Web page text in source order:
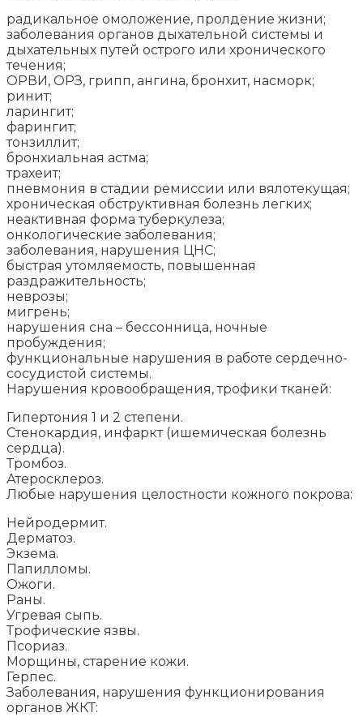
радикальное омоложение, пролдение жизни;
заболевания органов дыхательной системы и
дыхательных путей острого или хронического
течения;
ОРВИ, ОРЗ, грипп, ангина, бронхит, насморк;
ринит;
ларингит;
фарингит;
тонзиллит;
бронхиальная астма;
трахеит;
пневмония в стадии ремиссии или вялотекущая;
хроническая обструктивная болезнь легких;
неактивная форма туберкулеза;
онкологические заболевания;
заболевания, нарушения ЦНС;
быстрая утомляемость, повышенная
раздражительность;
неврозы;
мигрень;
нарушения сна – бессонница, ночные
пробуждения;
функциональные нарушения в работе сердечно-
сосудистой системы.
Нарушения кровообращения, трофики тканей:
Гипертония 1 и 2 степени.
Стенокардия, инфаркт (ишемическая болезнь
сердца).
Тромбоз.
Атеросклероз.
Любые нарушения целостности кожного покрова:
Нейродермит.
Дерматоз.
Экзема.
Папилломы.
Ожоги.
Раны.
Угревая сыпь.
Трофические язвы.
Псориаз.
Морщины, старение кожи.
Герпес.
Заболевания, нарушения функционирования
органов ЖКТ: